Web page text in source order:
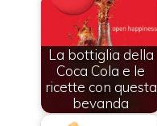
La bottiglia della
Coca Cola e le
ricette con questa
bevanda